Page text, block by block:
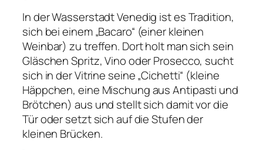
In der Wasserstadt Venedig ist es Tradition,
sich bei einem „Bacaro“ (einer kleinen
Weinbar) zu treffen. Dort holt man sich sein
Gläschen Spritz, Vino oder Prosecco, sucht
sich in der Vitrine seine „Cichetti“ (kleine
Häppchen, eine Mischung aus Antipasti und
Brötchen) aus und stellt sich damit vor die
Tür oder setzt sich auf die Stufen der
kleinen Brücken.